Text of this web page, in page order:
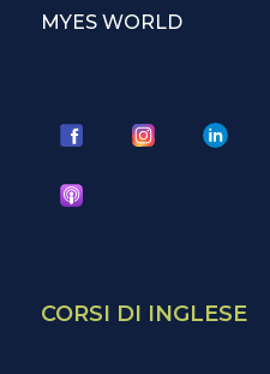
MYES WORLD
CORSI DI INGLESE